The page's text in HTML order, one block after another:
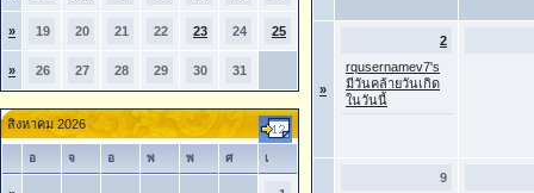
» 19 20 21 22 23 24 25
» 26 27 28 29 30 31
สิงหาคม 2026
อ จ อ พ พ ศ เ
»
2
rqusernamev7's
มีวันคล้ายวันเกิด
ในวันนี้
9